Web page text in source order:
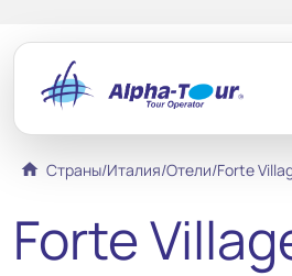
home Страны/Италия/Отели/Forte
Forte